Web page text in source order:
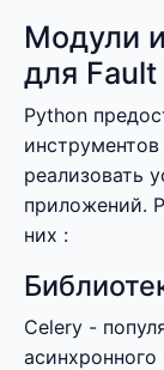
Модули
для
Python
реализовать
приложений.
них :
Celery -